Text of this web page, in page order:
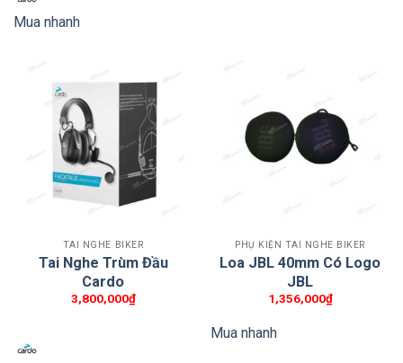
Mua nhanh
TAI NGHE BIKER
Tai Nghe Trùm Đầu
Cardo
3,800,000₫
PHỤ KIỆN TAI NGHE BIKER
Loa JBL 40mm Có Logo
JBL
1,356,000₫
Mua nhanh